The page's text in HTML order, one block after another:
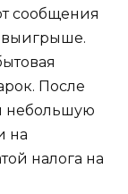
сообщения
выигрыше.
После
небольшую
на
налога на